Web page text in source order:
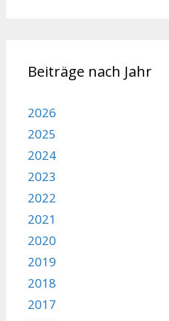
Beiträge nach Jahr
2026
2025
2024
2023
2022
2021
2020
2019
2018
2017